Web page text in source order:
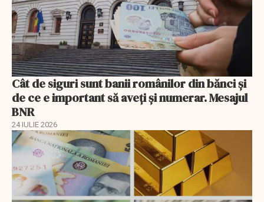
Cât de siguri sunt banii românilor din bănci şi
de ce e important să aveţi şi numerar. Mesajul
BNR
24 IULIE 2026